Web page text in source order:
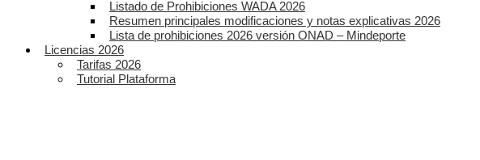
Listado de Prohibiciones WADA 2026
Resumen principales modificaciones y notas explicativas 2026
Lista de prohibiciones 2026 versión ONAD – Mindeporte
Licencias 2026
Tarifas 2026
Tutorial Plataforma